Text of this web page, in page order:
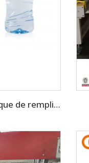
24 000BPH Machine automatique de remplissage d'eau minérale en bouteille de 500 ml (CGF-50-50-15)